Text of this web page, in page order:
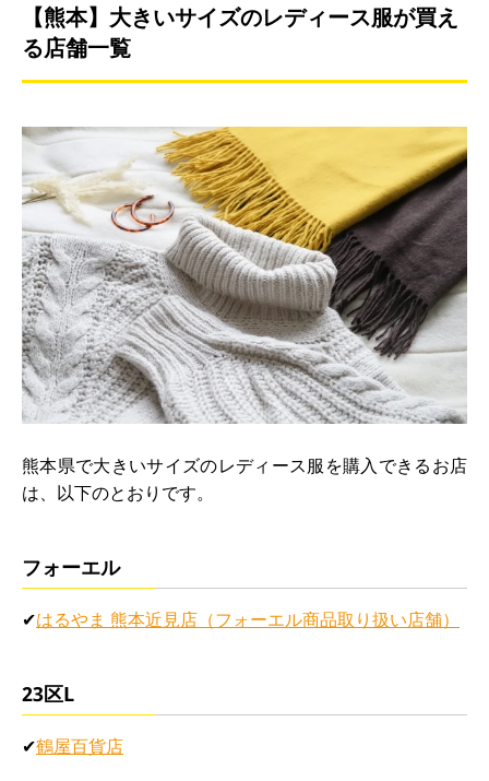
【熊本】大きいサイズのレディース服が買え
る店舗一覧
熊本県で大きいサイズのレディース服を購入できるお店
は、以下のとおりです。
フォーエル
✔はるやま 熊本近見店（フォーエル商品取り扱い店舗）
23区L
✔鶴屋百貨店